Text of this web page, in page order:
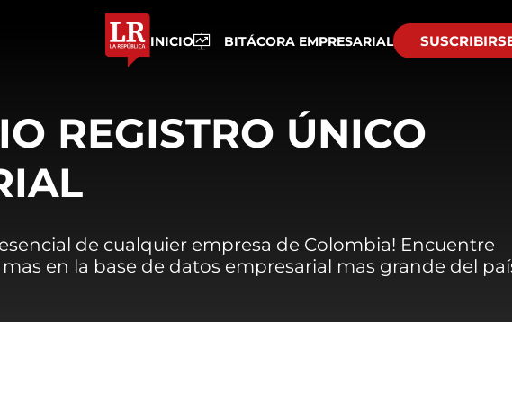
INICIO BITÁCORA EMPRESARIAL
REGISTRO ÚNICO
de cualquier empresa de Colombia! Encuentre
en la base de datos empresarial mas grande del